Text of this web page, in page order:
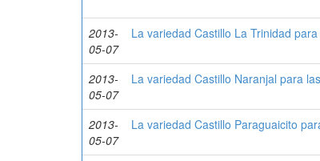
2013-
05-07
La variedad Castillo La Trinidad
2013-
05-07
La variedad Castillo Naranjal para
2013-
05-07
La variedad Castillo Paraguaicito